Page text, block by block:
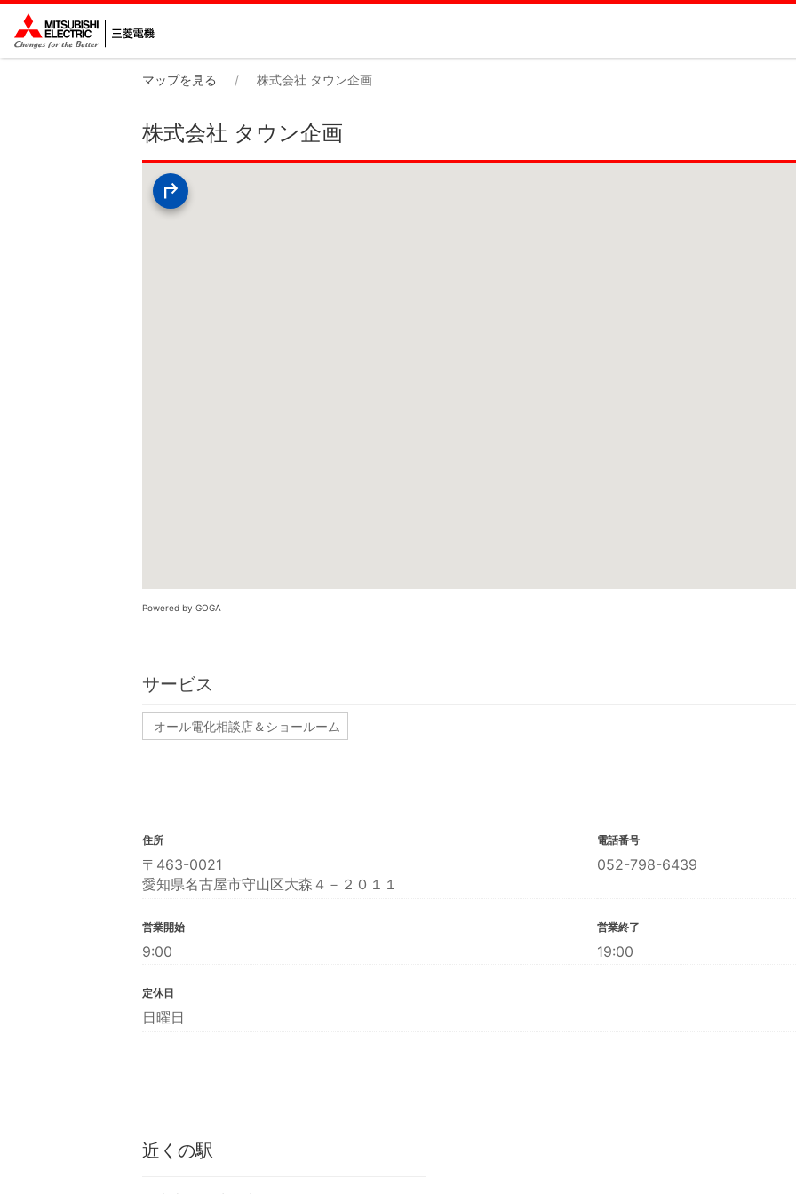
マップを見る 株式会社 タウン企画
株式会社 タウン企画
Powered by GOGA
サービス
オール電化相談店＆ショールーム
住所
〒463-0021
愛知県名古屋市守山区大森４－２０１１
電話番号
052-798-6439
営業開始
9:00
営業終了
19:00
定休日
日曜日
近くの駅